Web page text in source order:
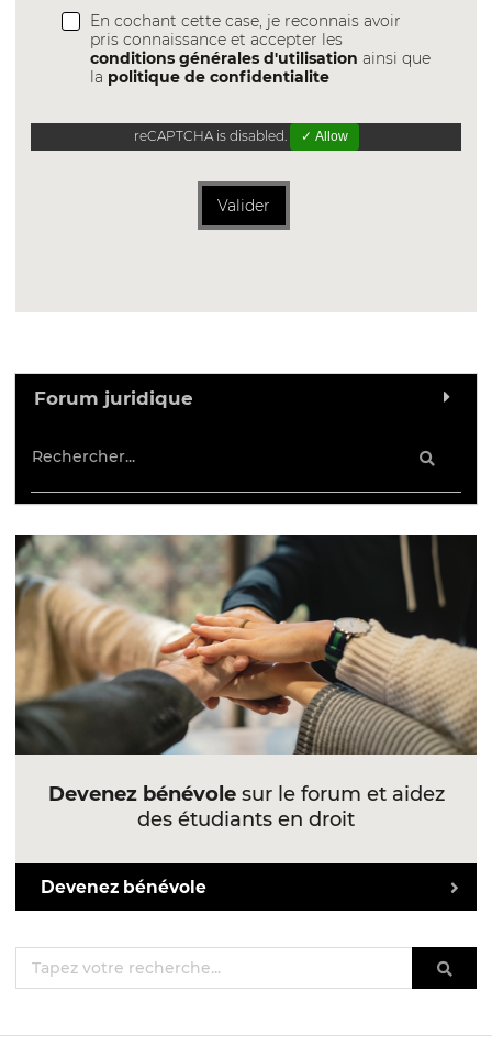
En cochant cette case, je reconnais avoir
pris connaissance et accepter les
conditions générales d'utilisation ainsi que
la politique de confidentialite
reCAPTCHA is disabled. ✓ Allow
Valider
Forum juridique
Devenez bénévolesur le forum et aidez
des étudiants en droit
Devenez bénévole